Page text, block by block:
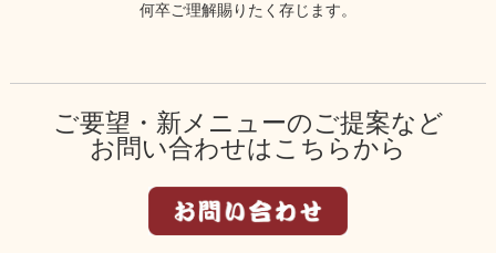
何卒ご理解賜りたく存じます。
ご要望・新メニューのご提案など
お問い合わせはこちらから